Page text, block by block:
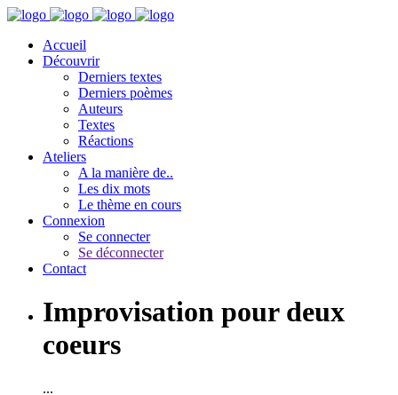
Accueil
Découvrir
Derniers textes
Derniers poèmes
Auteurs
Textes
Réactions
Ateliers
A la manière de..
Les dix mots
Le thème en cours
Connexion
Se connecter
Se déconnecter
Contact
Improvisation pour deux
coeurs
...